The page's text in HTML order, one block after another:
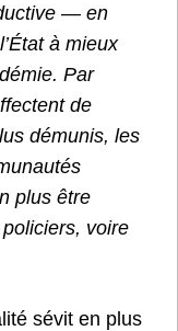
— en
à mieux
Par
de
démunis, les
plus être
voire
sévit en plus